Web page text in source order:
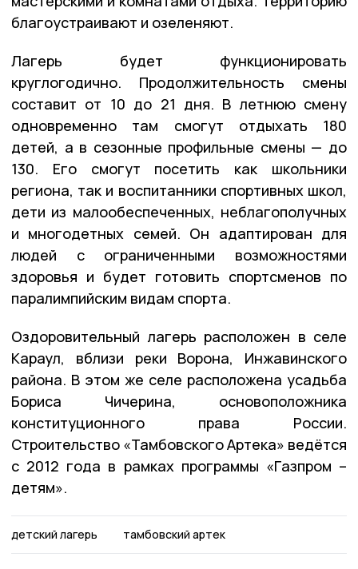
благоустраивают и озеленяют.
Лагерь будет функционировать
круглогодично. Продолжительность смены
составит от 10 до 21 дня. В летнюю смену
одновременно там смогут отдыхать 180
детей, а в сезонные профильные смены — до
130. Его смогут посетить как школьники
региона, так и воспитанники спортивных школ,
дети из малообеспеченных, неблагополучных
и многодетных семей. Он адаптирован для
людей с ограниченными возможностями
здоровья и будет готовить спортсменов по
паралимпийским видам спорта.
Оздоровительный лагерь расположен в селе
Караул, вблизи реки Ворона, Инжавинского
района. В этом же селе расположена усадьба
Бориса Чичерина, основоположника
конституционного права России.
Строительство «Тамбовского Артека» ведётся
с 2012 года в рамках программы «Газпром –
детям».
детский лагерь тамбовский артек